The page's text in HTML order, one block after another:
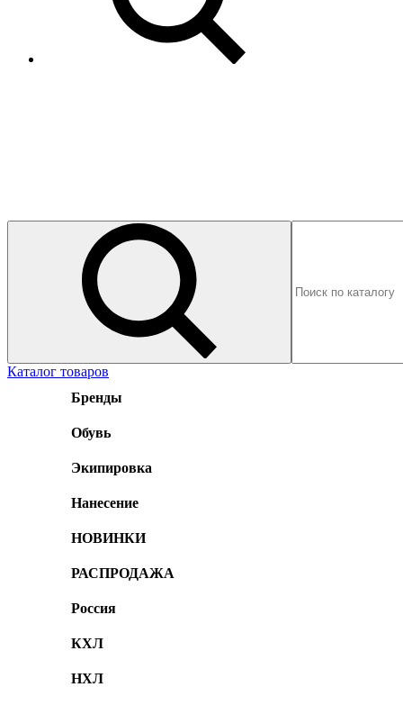
Каталог товаров
Бренды
Обувь
Экипировка
Нанесение
НОВИНКИ
РАСПРОДАЖА
Россия
КХЛ
НХЛ